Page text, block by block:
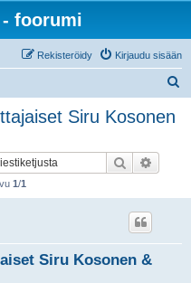
foorumi
Kirjaudu sisään
Rekisteröidy
Siru Kosonen
Etsi
1/1
Siru Kosonen &